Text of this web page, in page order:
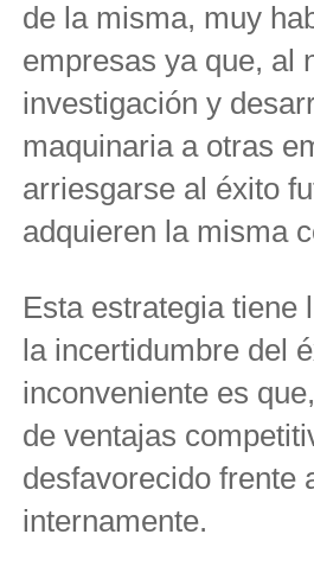
de la misma, muy
empresas ya que, al
investigación y
maquinaria a otras
arriesgarse al éxito
adquieren la misma
Esta estrategia tiene
la incertidumbre del
inconveniente es
de ventajas
desfavorecido frente
internamente.